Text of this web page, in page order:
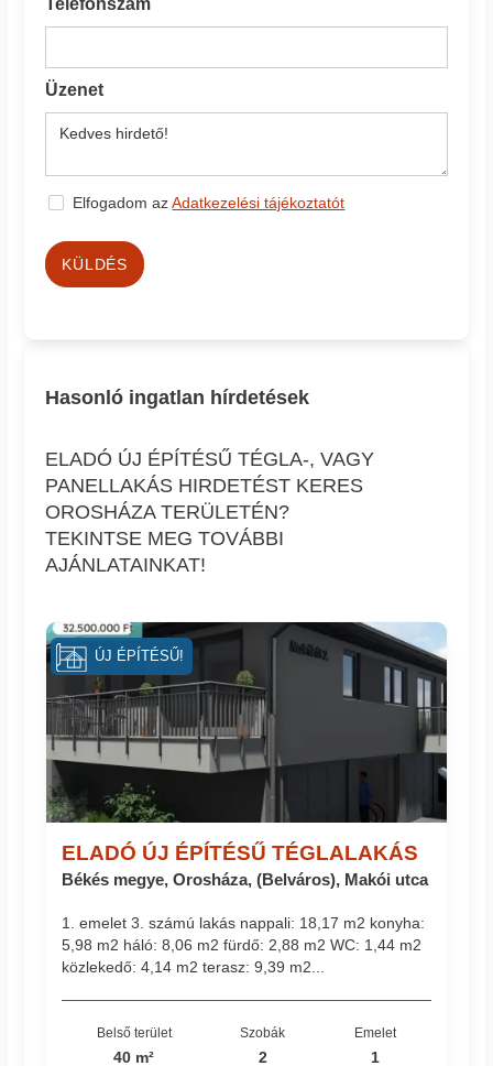
Üzenet
Elfogadom azAdatkezelési tájékoztatót
KÜLDÉS
Hasonló ingatlan hírdetések
ELADÓ ÚJ ÉPÍTÉSŰ TÉGLA-, VAGY
PANELLAKÁS HIRDETÉST KERES
OROSHÁZA TERÜLETÉN?
TEKINTSE MEG TOVÁBBI
AJÁNLATAINKAT!
ELADÓ ÚJ ÉPÍTÉSŰ TÉGLALAKÁS
Békés megye, Orosháza, (Belváros), Makói utca
1. emelet 3. számú lakás nappali: 18,17 m2 konyha:
5,98 m2 háló: 8,06 m2 fürdő: 2,88 m2 WC: 1,44 m2
közlekedő: 4,14 m2 terasz: 9,39 m2...
Belső terület
40 m²
Szobák
2
Emelet
1
ÚJ ÉPÍTÉSŰ!